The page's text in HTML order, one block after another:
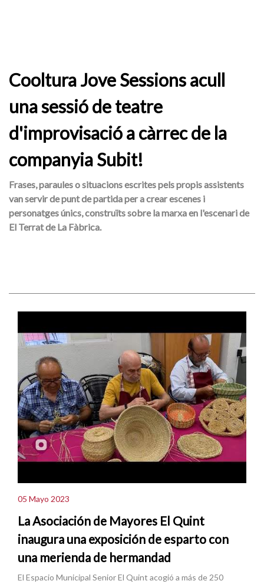
Cooltura Jove Sessions acull
una sessió de teatre
d'improvisació a càrrec de la
companyia Subit!
Frases, paraules o situacions escrites pels propis assistents
van servir de punt de partida per a crear escenes i
personatges únics, construïts sobre la marxa en l'escenari de
El Terrat de La Fàbrica.
05 Mayo 2023
La Asociación de Mayores El Quint
inaugura una exposición de esparto con
una merienda de hermandad
El Espacio Municipal Senior El Quint acogió a más de 250